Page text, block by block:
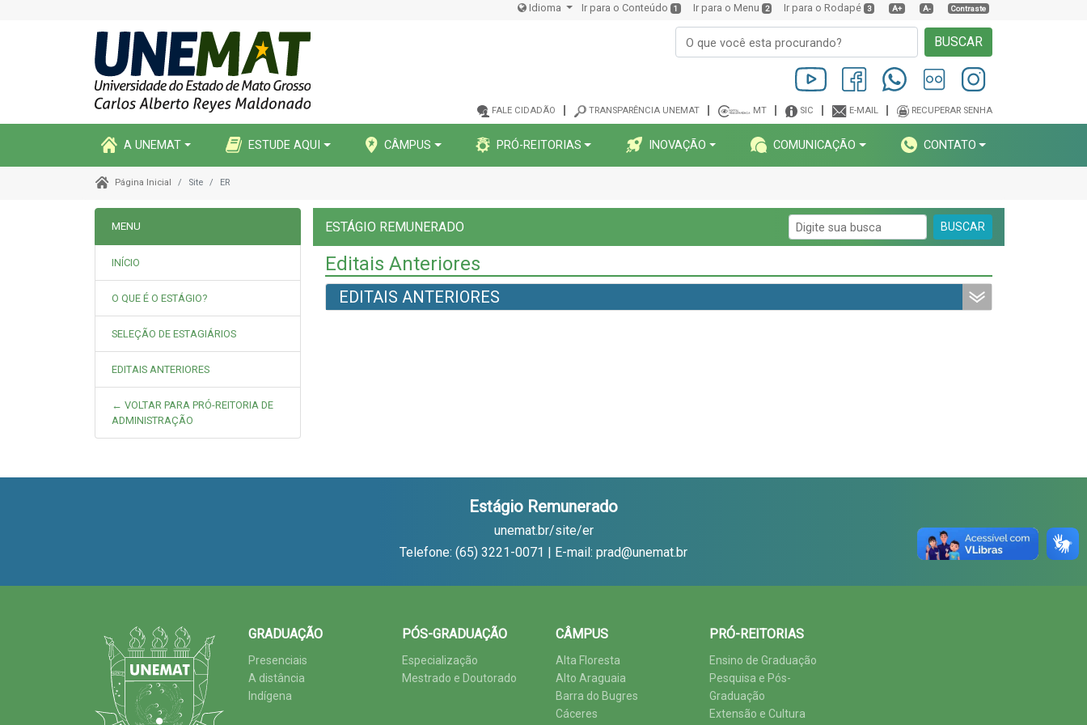
Idioma Ir para o Conteúdo 1 Ir para o Menu 2 Ir para o Rodapé 3 A+ A- Contraste
BUSCAR
FALE CIDADÃO TRANSPARÊNCIA UNEMAT MT SIC E-MAIL RECUPERAR SENHA
A UNEMAT ESTUDE AQUI CÂMPUS PRÓ-REITORIAS INOVAÇÃO COMUNICAÇÃO CONTATO
Página Inicial Site ER
MENU
INÍCIO
O QUE É O ESTÁGIO?
SELEÇÃO DE ESTAGIÁRIOS
EDITAIS ANTERIORES
← VOLTAR PARA PRÓ-REITORIA DE
ADMINISTRAÇÃO
ESTÁGIO REMUNERADO BUSCAR
Editais Anteriores
EDITAIS ANTERIORES
Estágio Remunerado
unemat.br/site/er
Telefone: (65) 3221-0071 | E-mail: prad@unemat.br
GRADUAÇÃO
Presenciais
A distância
Indígena
PÓS-GRADUAÇÃO
Especialização
Mestrado e Doutorado
CÂMPUS
Alta Floresta
Alto Araguaia
Barra do Bugres
Cáceres
PRÓ-REITORIAS
Ensino de Graduação
Pesquisa e Pós-
Graduação
Extensão e Cultura